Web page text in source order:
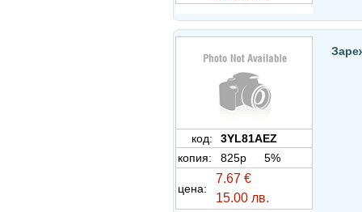
код:
3YL81AEZ
копия:
825p 5%
цена:
7.67 €
15.00 лв.